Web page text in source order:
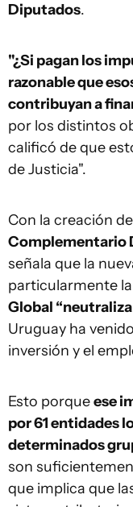
Diputados.
"¿Si pagan los
razonable que
contribuyan a
por los distintos
calificó de que
de Justicia".
Con la creación
Complementario
señala que la
particularmente
Global
Uruguay ha
inversión y el
Esto porqueese
por 61 entidades
determinados
son
que implica que